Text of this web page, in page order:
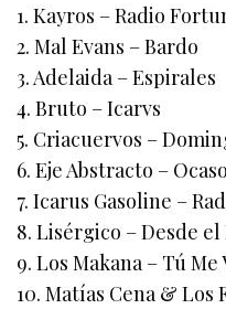
1. Kayros – Radio
2. Mal Evans – Bardo
3. Adelaida – Espirales
4. Bruto – Icarvs
5. Criacuervos –
6. Eje Abstracto – Ocaso
7. Icarus Gasoline –
8. Lisérgico – Desde el
9. Los Makana – Tú
10. Matías Cena & Los